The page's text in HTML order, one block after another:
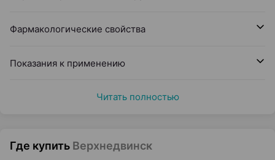
Фармакологические свойства
Показания к применению
Читать полностью
Где купить Верхнедвинск